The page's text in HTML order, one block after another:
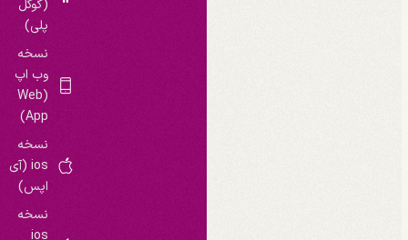
(گوگل
پلی)
نسخه
وب اپ
(Web
App)
نسخه
ios (آی
اپس)
نسخه
ios